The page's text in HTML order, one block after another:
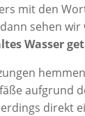
mit den
sehen wir
Wasser
aufgrund
direkt